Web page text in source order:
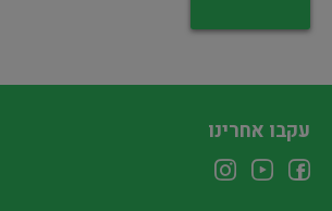
עקבו אחרינו